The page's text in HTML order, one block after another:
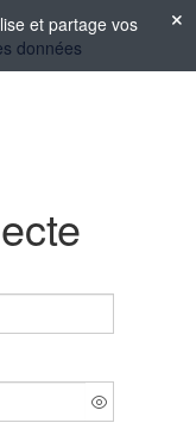
et partage vos
données